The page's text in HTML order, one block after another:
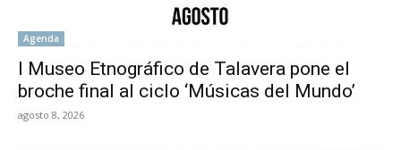
Agenda
l Museo Etnográfico de Talavera pone el
broche final al ciclo ‘Músicas del Mundo’
agosto 8, 2026